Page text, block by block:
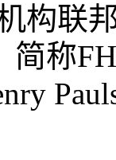
构联
简称